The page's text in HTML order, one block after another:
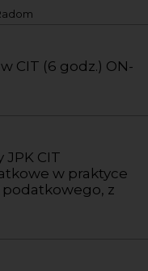
CIT (6 godz.) ON-
JPK CIT
w praktyce
z